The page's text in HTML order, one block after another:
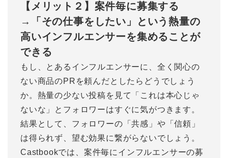
【メリット２】案件毎に募集する
→「その仕事をしたい」という熱量の
高いインフルエンサーを集めることが
できる
もし、とあるインフルエンサーに、全く関心の
ない商品のPRを頼んだとしたらどうでしょう
か。熱量の少ない投稿を見て「これは本心じゃ
ないな」とフォロワーはすぐに気がつきます。
結果として、フォロワーの「共感」や「信頼」
は得られず、望む効果に繋がらないでしょう。
Castbookでは、案件毎にインフルエンサーの募